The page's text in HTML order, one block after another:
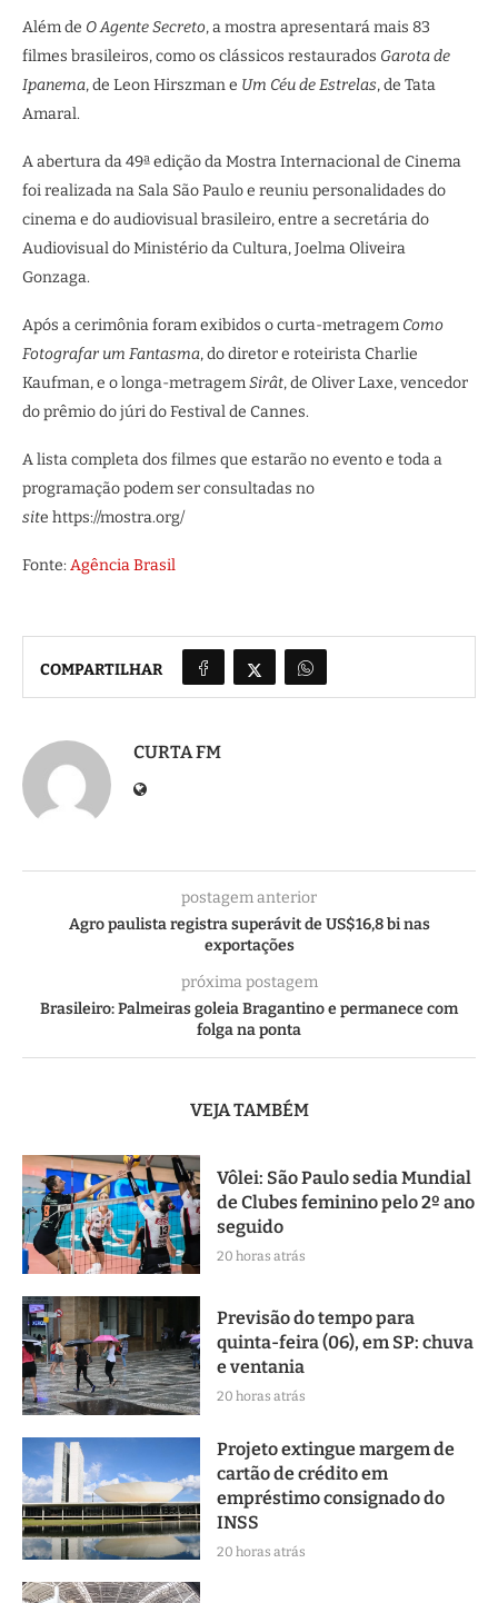
Além de O Agente Secreto, a mostra apresentará mais 83
filmes brasileiros, como os clássicos restaurados Garota de
Ipanema, de Leon Hirszman e Um Céu de Estrelas, de Tata
Amaral.
A abertura da 49ª edição da Mostra Internacional de Cinema
foi realizada na Sala São Paulo e reuniu personalidades do
cinema e do audiovisual brasileiro, entre a secretária do
Audiovisual do Ministério da Cultura, Joelma Oliveira
Gonzaga.
Após a cerimônia foram exibidos o curta-metragem Como
Fotografar um Fantasma, do diretor e roteirista Charlie
Kaufman, e o longa-metragemSirât, de Oliver Laxe, vencedor
do prêmio do júri do Festival de Cannes.
A lista completa dos filmes que estarão no evento e toda a
programação podem ser consultadas no
site https://mostra.org/
Fonte: Agência Brasil
COMPARTILHAR
CURTA FM
postagem anterior
Agro paulista registra superávit de US$16,8 bi nas
exportações
próxima postagem
Brasileiro: Palmeiras goleia Bragantino e permanece com
folga na ponta
VEJA TAMBÉM
Vôlei: São Paulo sedia Mundial
de Clubes feminino pelo 2º ano
seguido
20 horas atrás
Previsão do tempo para
quinta-feira (06), em SP: chuva
e ventania
20 horas atrás
Projeto extingue margem de
cartão de crédito em
empréstimo consignado do
INSS
20 horas atrás